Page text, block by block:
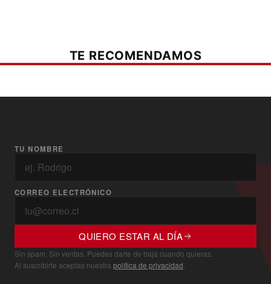
TE RECOMENDAMOS
TU NOMBRE
CORREO ELECTRÓNICO
QUIERO ESTAR AL DÍA
Sin spam. Sin ventas. Puedes darte de baja cuando quieras.
Al suscribirte aceptas nuestra política de privacidad.